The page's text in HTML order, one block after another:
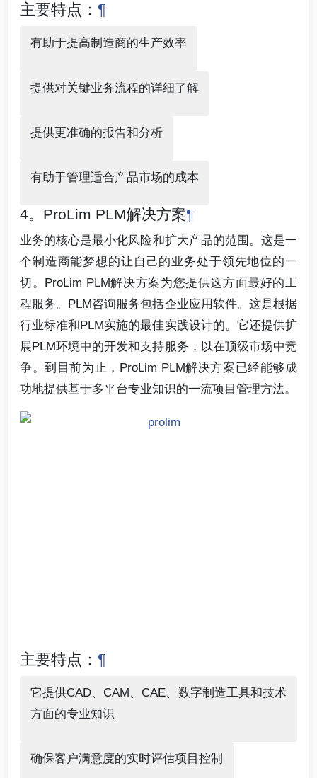
主要特点： ¶
有助于提高制造商的生产效率
提供对关键业务流程的详细了解
提供更准确的报告和分析
有助于管理适合产品市场的成本
4。ProLim PLM解决方案¶
业务的核心是最小化风险和扩大产品的范围。这是一
个制造商能梦想的让自己的业务处于领先地位的一
切。ProLim PLM解决方案为您提供这方面最好的工
程服务。PLM咨询服务包括企业应用软件。这是根据
行业标准和PLM实施的最佳实践设计的。它还提供扩
展PLM环境中的开发和支持服务，以在顶级市场中竞
争。到目前为止，ProLim PLM解决方案已经能够成
功地提供基于多平台专业知识的一流项目管理方法。
主要特点： ¶
它提供CAD、CAM、CAE、数字制造工具和技术
方面的专业知识
确保客户满意度的实时评估项目控制